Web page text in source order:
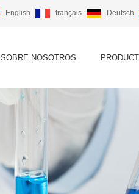
English français Deutsch
SOBRE NOSOTROS